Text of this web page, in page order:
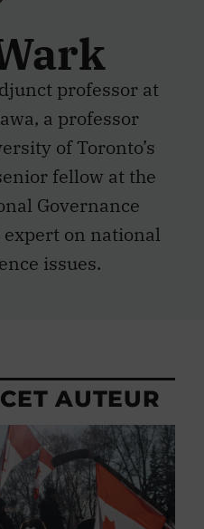
professor at
a professor
of Toronto’s
fellow at the
Governance
on national
issues.
AUTEUR